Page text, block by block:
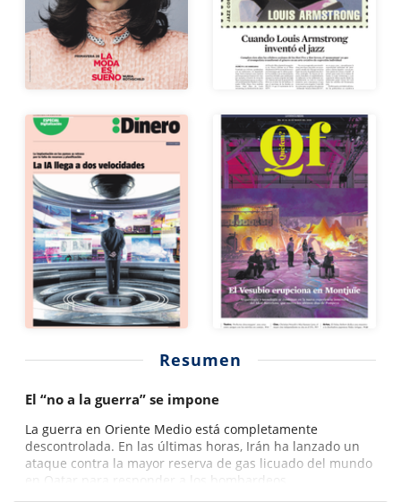
Resumen
El “no a la guerra” se impone
La guerra en Oriente Medio está completamente
descontrolada. En las últimas horas, Irán ha lanzado un
ataque contra la mayor reserva de gas licuado del mundo
en Qatar para responder a los bombardeos...